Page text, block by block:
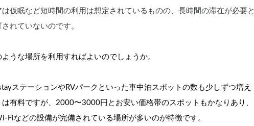
仮眠など短時間の利用は想定されているものの、長時間の滞在が必要と
れていないのです。
うな場所を利用すればよいのでしょうか。
ステーションやRVパークといった車中泊スポットの数も少しずつ増え
有料ですが、2000〜3000円とお安い価格帯のスポットもかなりあり、
Fiなどの設備が完備されている場所が多いのが特徴です。